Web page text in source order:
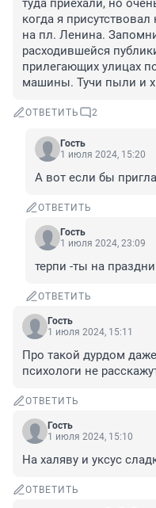
туда приехали, но
когда я
на пл. Ленина.
расходившейся
прилегающих улицах
машины. Тучи пыли и
ОТВЕТИТЬ 2
Гость
1 июля 2024, 15:20
А вот если бы
ОТВЕТИТЬ
Гость
1 июля 2024, 23:09
терпи -ты на
ОТВЕТИТЬ
Гость
1 июля 2024, 15:11
Про такой дурдом
психологи не
ОТВЕТИТЬ
Гость
1 июля 2024, 15:10
На халяву и уксус
ОТВЕТИТЬ